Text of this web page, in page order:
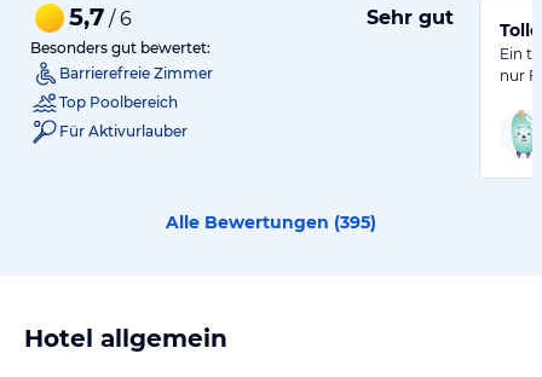
5,7 / 6 Sehr gut
Besonders gut bewertet:
Barrierefreie Zimmer
Top Poolbereich
Für Aktivurlauber
Ein
nur
Alle Bewertungen (395)
Hotel allgemein